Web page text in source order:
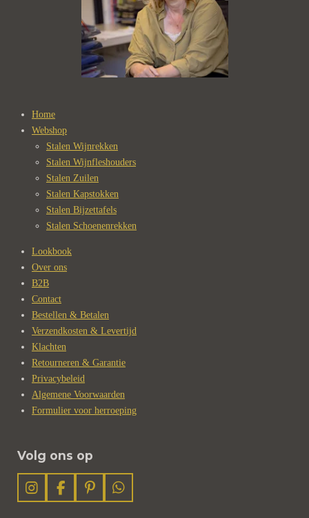
Home
Webshop
Stalen Wijnrekken
Stalen Wijnfleshouders
Stalen Zuilen
Stalen Kapstokken
Stalen Bijzettafels
Stalen Schoenenrekken
Lookbook
Over ons
B2B
Contact
Bestellen & Betalen
Verzendkosten & Levertijd
Klachten
Retourneren & Garantie
Privacybeleid
Algemene Voorwaarden
Formulier voor herroeping
Volg ons op
I
F
P
W